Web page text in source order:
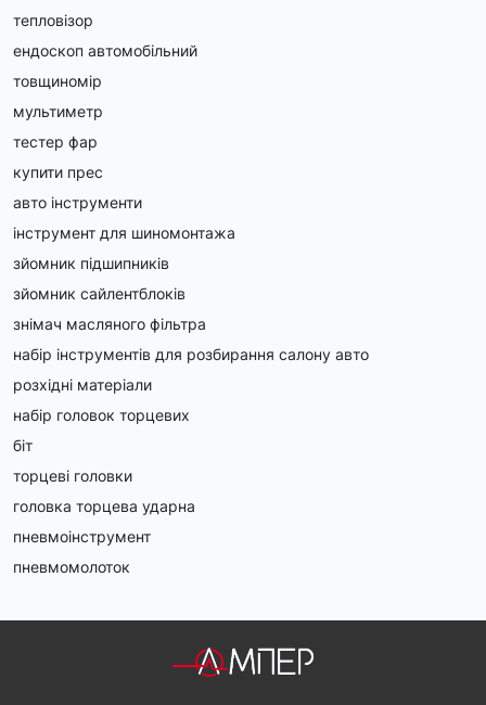
тепловізор
ендоскоп автомобільний
товщиномір
мультиметр
тестер фар
купити прес
авто інструменти
інструмент для шиномонтажа
зйомник підшипників
зйомник сайлентблоків
знімач масляного фільтра
набір інструментів для розбирання салону авто
розхідні матеріали
набір головок торцевих
біт
торцеві головки
головка торцева ударна
пневмоінструмент
пневмомолоток